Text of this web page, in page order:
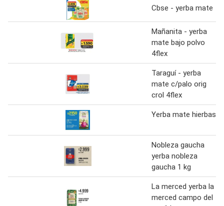
Cbse - yerba mate
Mañanita - yerba
mate bajo polvo
4flex
Taraguí - yerba
mate c/palo orig
crol 4flex
Yerba mate hierbas
Nobleza gaucha
yerba nobleza
gaucha 1 kg
La merced yerba la
merced campo del